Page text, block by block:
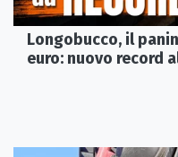
Longobucco, il
euro: nuovo record